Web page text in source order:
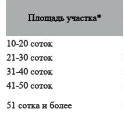
Площадь участка*
10-20 соток
21-30 соток
31-40 соток
41-50 соток
51 сотка и более